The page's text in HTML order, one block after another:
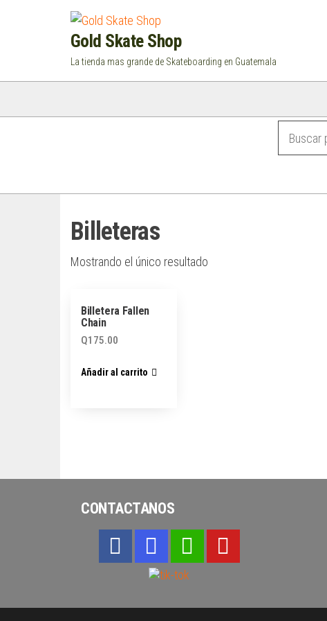
Gold Skate Shop
La tienda mas grande de Skateboarding en Guatemala
Billeteras
Mostrando el único resultado
Billetera Fallen
Chain
Q175.00
Añadir al carrito
CONTACTANOS